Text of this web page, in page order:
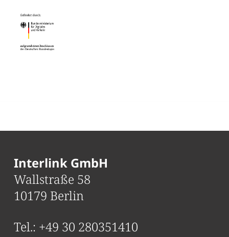
Interlink GmbH
Wallstraße 58
10179 Berlin
Tel.: +49 30 280351410